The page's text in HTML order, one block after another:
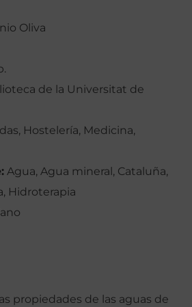
Oliva
de la Universitat de
Hostelería, Medicina,
Agua, Agua mineral, Cataluña,
Hidroterapia
propiedades de las aguas de